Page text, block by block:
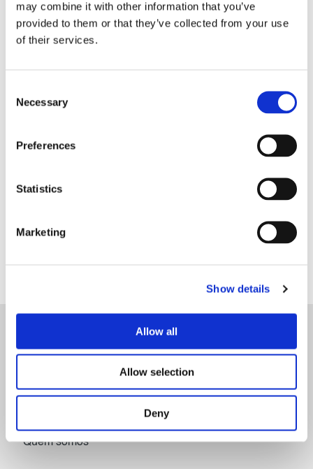
may combine it with other information that you’ve
provided to them or that they’ve collected from your use
of their services.
Selection
Necessary
Preferences
Statistics
Marketing
Show details
Allow all
Allow selection
Deny
partilha de experiências e uma visão conjunta sobre o
papel estratégico da ferrovia. Foi igualmente uma
oportunidade para fortalecer relações institucionais,
exposição.
Encontre-nos em
LinkedIn
Quem somos